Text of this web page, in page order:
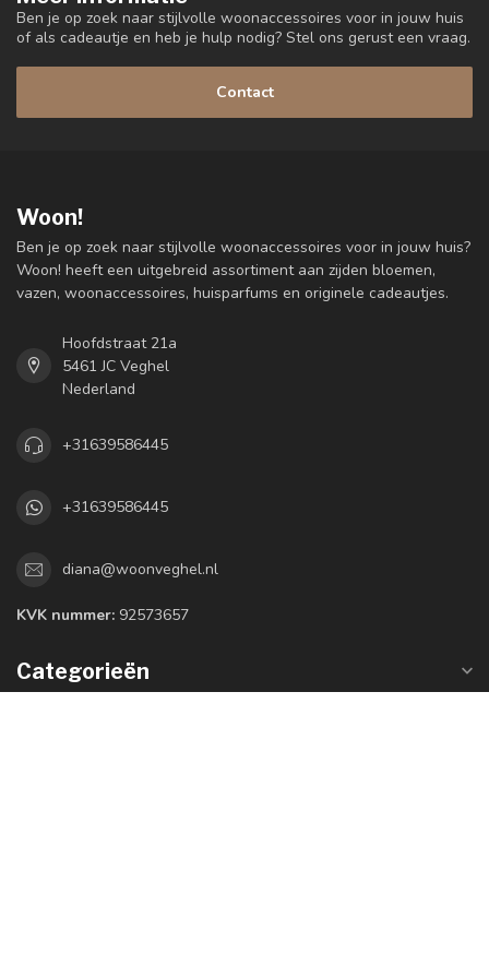
Ben je op zoek naar stijlvolle woonaccessoires voor in jouw huis
of als cadeautje en heb je hulp nodig? Stel ons gerust een vraag.
Contact
Woon!
Ben je op zoek naar stijlvolle woonaccessoires voor in jouw huis?
Woon! heeft een uitgebreid assortiment aan zijden bloemen,
vazen, woonaccessoires, huisparfums en originele cadeautjes.
Hoofdstraat 21a
5461 JC Veghel
Nederland
+31639586445
+31639586445
diana@woonveghel.nl
KVK nummer: 92573657
Categorieën